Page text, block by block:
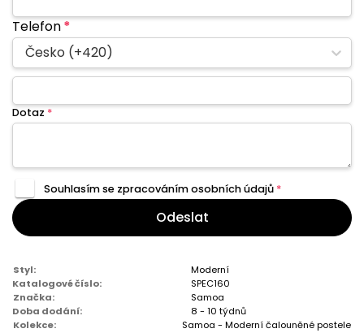
Telefon*
Česko (+420)
Dotaz *
Souhlasím se zpracovánímosobních údajů *
Odeslat
Styl:
Moderní
Katalogové číslo:
SPEC160
Značka:
Samoa
Doba dodání:
8 - 10 týdnů
Kolekce:
Samoa - Moderní čalouněné postele